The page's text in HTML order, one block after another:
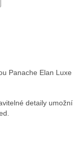
Panache Elan Luxe
detaily umožní